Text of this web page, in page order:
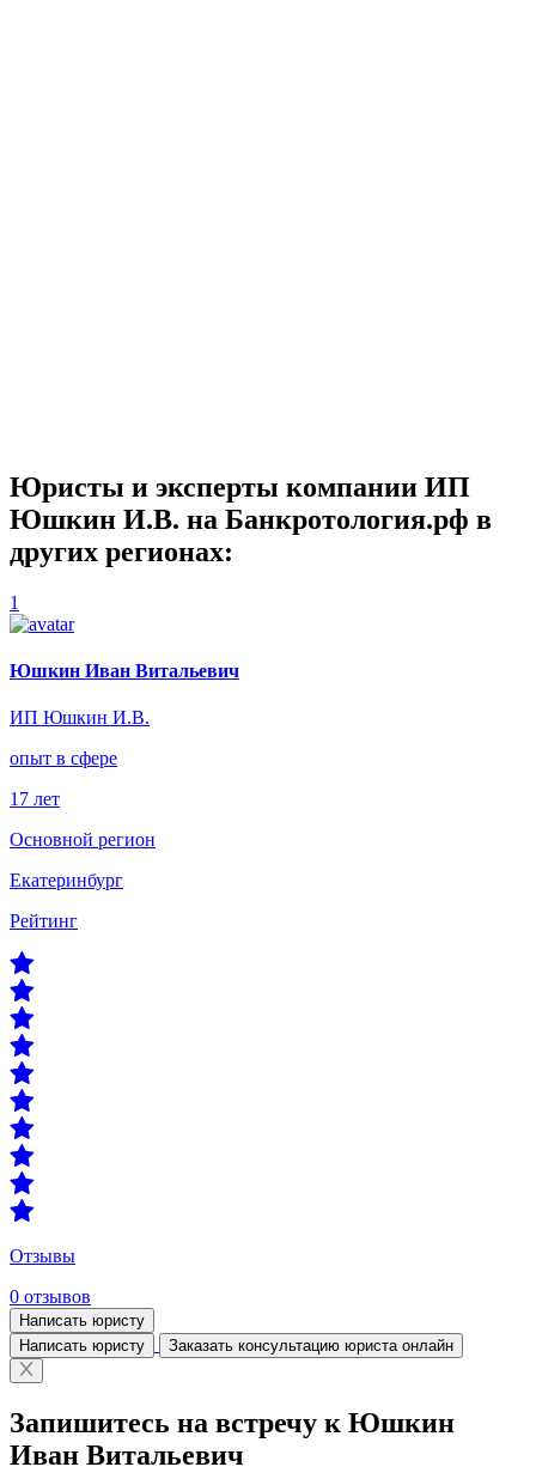
Юристы и эксперты компании ИП
Юшкин И.В. на Банкротология.рф в
других регионах:
1
Юшкин Иван Витальевич
ИП Юшкин И.В.
опыт в сфере
17 лет
Основной регион
Екатеринбург
Рейтинг
Отзывы
0 отзывов
Написать юристу
Написать юристу
Заказать консультацию юриста онлайн
Запишитесь на встречу к Юшкин
Иван Витальевич